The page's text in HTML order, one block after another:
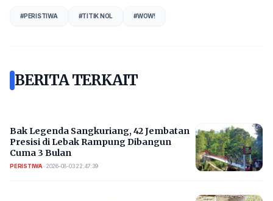
#PERISTIWA #TITIK NOL #WOW!
BERITA TERKAIT
Bak Legenda Sangkuriang, 42 Jembatan
Presisi di Lebak Rampung Dibangun
Cuma 3 Bulan
PERISTIWA• 2026-08-03 22:47:39